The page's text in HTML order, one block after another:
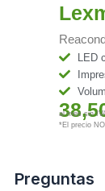
LED
al mes sin
*El precio
Preguntas